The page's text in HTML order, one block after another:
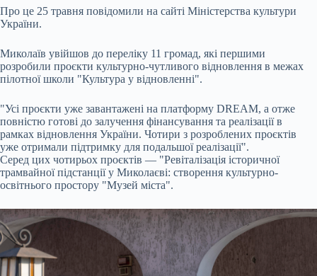
Про це 25 травня повідомили на сайті Міністерства культури
України.
Миколаїв увійшов до переліку 11 громад, які першими
розробили проєкти культурно-чутливого відновлення в межах
пілотної школи "Культура у відновленні".
"Усі проєкти уже завантажені на платформу DREAM, а отже
повністю готові до залучення фінансування та реалізації в
рамках відновлення України. Чотири з розроблених проєктів
уже отримали підтримку для подальшої реалізації".
Серед цих чотирьох проєктів — "Ревіталізація історичної
трамвайної підстанції у Миколаєві: створення культурно-
освітнього простору "Музей міста".